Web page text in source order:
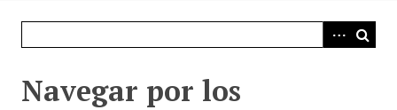
Navegar por los